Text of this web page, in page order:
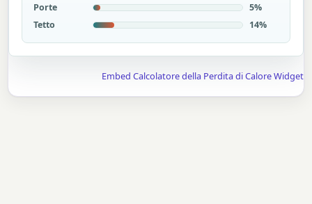
Porte
5%
Tetto
14%
Embed Calcolatore della Perdita di Calore Widget